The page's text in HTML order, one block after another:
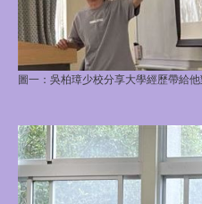
圖一： 吳柏璋少校分享大學經歷帶給